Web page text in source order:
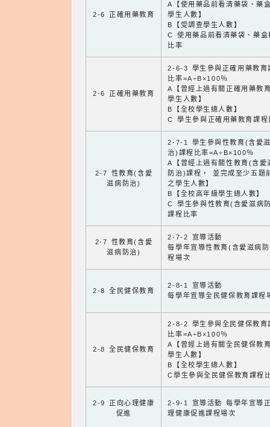
2-6 正確用藥教育
A【使用藥品前看清藥袋、藥
學生人數】
B【受調查學生人數】
C 使用藥品前看清藥袋、藥盒
比率
2-6 正確用藥教育
2-6-3 學生參與正確用藥教育
比率=A÷B×100％
A【曾經上過有關正確用藥教
學生人數】
B【全校學生總人數】
C 學生參與正確用藥教育課程
2-7 性教育(含愛
滋病防治)
2-7-1 學生參與性教育(含愛
治)課程比率=A÷B×100％
A【曾經上過有關性教育(含愛
防治)課程， 並完成至少五題
之學生人數】
B【全校高年級學生總人數】
C 學生參與性教育(含愛滋病
課程比率
2-7 性教育(含愛
滋病防治)
2-7-2 宣導活動
每學年宣導性教育(含愛滋病
程場次
2-8 全民健保教育
2-8-1 宣導活動
每學年宣導全民健保教育課程
2-8 全民健保教育
2-8-2 學生參與全民健保教育
比率=A÷B×100％
A【曾經上過有關全民健保教
學生人數】
B【全校學生總人數】
C學生參與全民健保教育課程
2-9 正向心理健康
促進
2-9-1 宣導活動 每學年宣導
理健康促進課程場次